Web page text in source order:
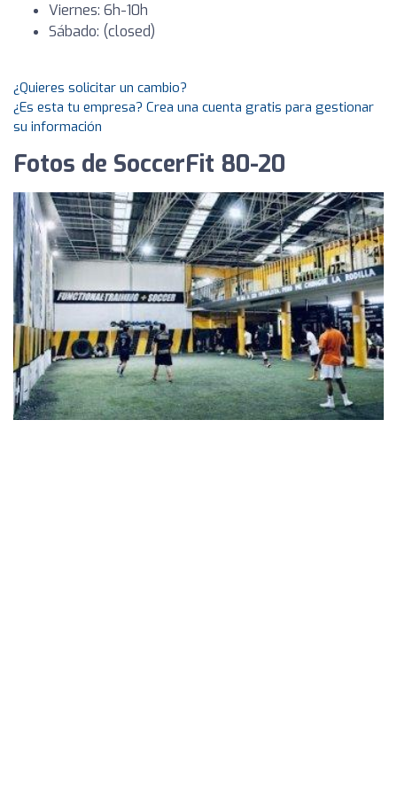
Viernes: 6h-10h
Sábado: (closed)
¿Quieres solicitar un cambio?
¿Es esta tu empresa? Crea una cuenta gratis para gestionar
su información
Fotos de SoccerFit 80-20